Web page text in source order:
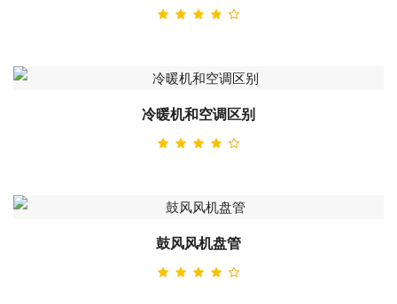
冷暖机和空调区别
鼓风风机盘管